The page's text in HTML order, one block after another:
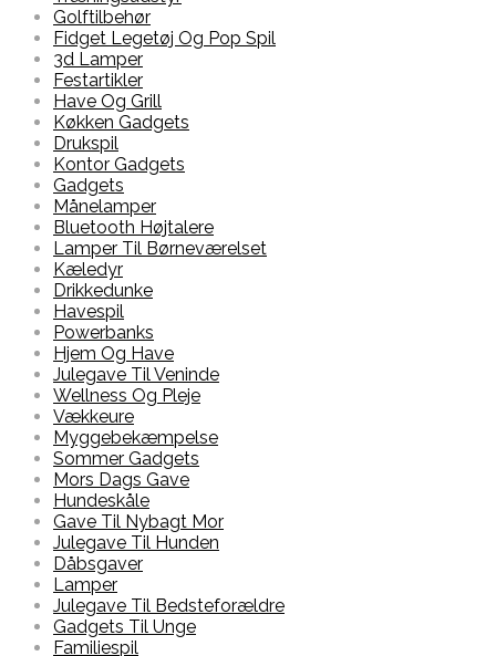
Golftilbehør
Fidget Legetøj Og Pop Spil
3d Lamper
Festartikler
Have Og Grill
Køkken Gadgets
Drukspil
Kontor Gadgets
Gadgets
Månelamper
Bluetooth Højtalere
Lamper Til Børneværelset
Kæledyr
Drikkedunke
Havespil
Powerbanks
Hjem Og Have
Julegave Til Veninde
Wellness Og Pleje
Vækkeure
Myggebekæmpelse
Sommer Gadgets
Mors Dags Gave
Hundeskåle
Gave Til Nybagt Mor
Julegave Til Hunden
Dåbsgaver
Lamper
Julegave Til Bedsteforældre
Gadgets Til Unge
Familiespil